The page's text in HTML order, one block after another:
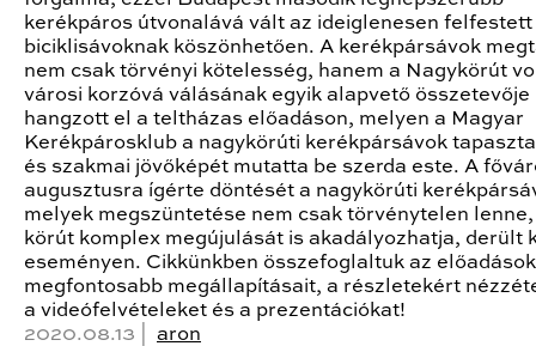
kerékpáros útvonalává vált az ideiglenesen felfestett
biciklisávoknak köszönhetően. A kerékpársávok
nem csak törvényi kötelesség, hanem a Nagykörút
városi korzóvá válásának egyik alapvető összetevője
hangzott el a teltházas előadáson, melyen a Magyar
Kerékpárosklub a nagykörúti kerékpársávok
és szakmai jövőképét mutatta be szerda este. A
augusztusra ígérte döntését a nagykörúti
melyek megszüntetése nem csak törvénytelen lenne,
körút komplex megújulását is akadályozhatja, derült
eseményen. Cikkünkben összefoglaltuk az előadások
megfontosabb megállapításait, a részletekért
a videófelvételeket és a prezentációkat!
2020.08.13 | aron